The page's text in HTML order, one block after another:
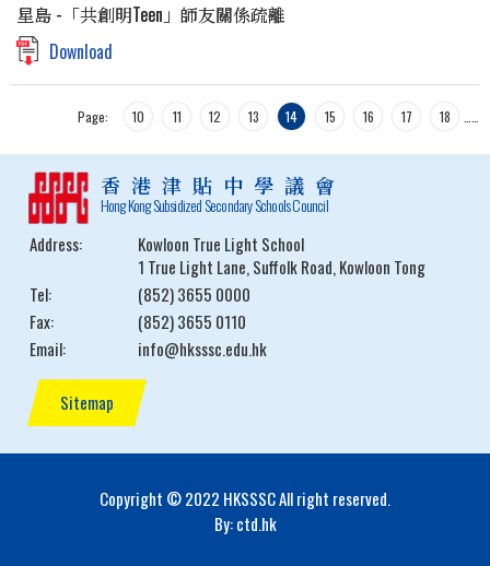
星島 -「共創明Teen」師友關係疏離
Download
Page: 10 11 12 13 14 15 16 17 18
香港津貼中學議會
Hong Kong Subsidized Secondary Schools Council
Address:
Kowloon True Light School
1 True Light Lane, Suffolk Road, Kowloon Tong
Tel:
(852) 3655 0000
Fax:
(852) 3655 0110
Email:
info@hksssc.edu.hk
Sitemap
Copyright © 2022 HKSSSC All right reserved.
By: ctd.hk